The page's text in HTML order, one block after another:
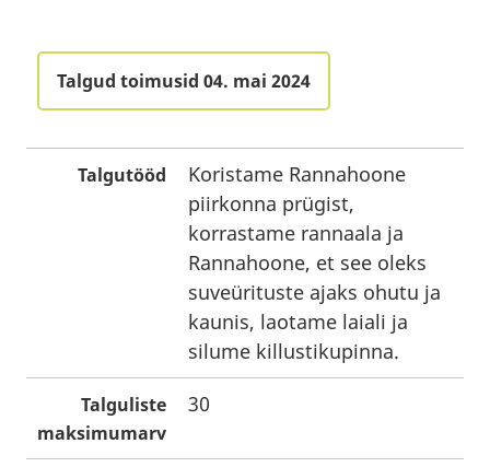
Talgud toimusid 04. mai 2024
Talgutööd
Koristame Rannahoone
piirkonna prügist,
korrastame rannaala ja
Rannahoone, et see oleks
suveürituste ajaks ohutu ja
kaunis, laotame laiali ja
silume killustikupinna.
Talguliste
maksimumarv
30